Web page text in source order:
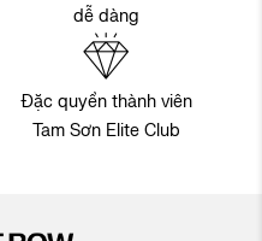
dễ dàng
Đặc quyền thành viên
Tam Sơn Elite Club